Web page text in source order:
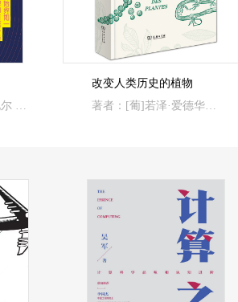
著者：[英]菲利普·鲍尔 著；丁家琦 译
改变人类历史的植物
著者：[葡]若泽·爱德华多·门德斯·费朗 著；时征 译